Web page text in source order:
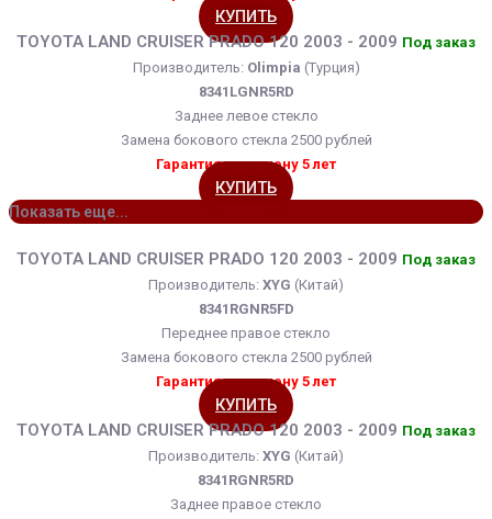
КУПИТЬ
TOYOTA LAND CRUISER PRADO 120 2003 - 2009 Под заказ
Производитель: Olimpia (Турция)
8341LGNR5RD
Заднее левое стекло
Замена бокового стекла 2500 рублей
Гарантия на замену 5 лет
КУПИТЬ
Показать еще...
TOYOTA LAND CRUISER PRADO 120 2003 - 2009 Под заказ
Производитель: XYG (Китай)
8341RGNR5FD
Переднее правое стекло
Замена бокового стекла 2500 рублей
Гарантия на замену 5 лет
КУПИТЬ
TOYOTA LAND CRUISER PRADO 120 2003 - 2009 Под заказ
Производитель: XYG (Китай)
8341RGNR5RD
Заднее правое стекло